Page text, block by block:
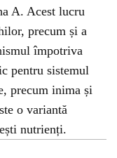
A. Acest lucru
precum și a
împotriva
pentru sistemul
precum inima și
o variantă
nutrienți.